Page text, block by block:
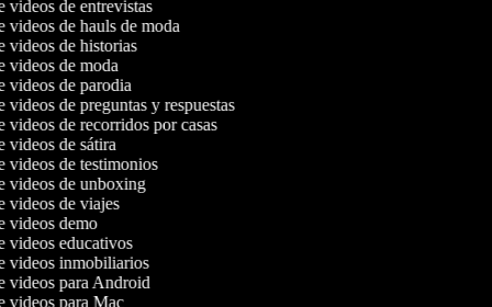
videos de entrevistas
videos de hauls de moda
videos de historias
videos de moda
videos de parodia
videos de preguntas y respuestas
videos de recorridos por casas
videos de sátira
videos de testimonios
videos de unboxing
videos de viajes
videos demo
videos educativos
videos inmobiliarios
videos para Android
videos para Mac